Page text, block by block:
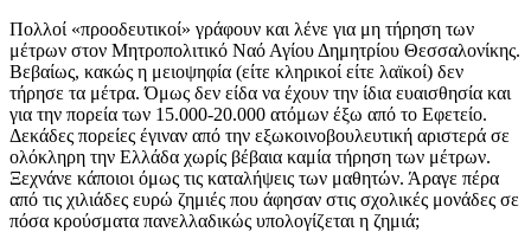
Πολλοί «προοδευτικοί» γράφουν και λένε για μη τήρηση των
μέτρων στον Μητροπολιτικό Ναό Αγίου Δημητρίου Θεσσαλονίκης.
Βεβαίως, κακώς η μειοψηφία (είτε κληρικοί είτε λαϊκοί) δεν
τήρησε τα μέτρα. Όμως δεν είδα να έχουν την ίδια ευαισθησία και
για την πορεία των 15.000-20.000 ατόμων έξω από το Εφετείο.
Δεκάδες πορείες έγιναν από την εξωκοινοβουλευτική αριστερά σε
ολόκληρη την Ελλάδα χωρίς βέβαια καμία τήρηση των μέτρων.
Ξεχνάνε κάποιοι όμως τις καταλήψεις των μαθητών. Άραγε πέρα
από τις χιλιάδες ευρώ ζημιές που άφησαν στις σχολικές μονάδες σε
πόσα κρούσματα πανελλαδικώς υπολογίζεται η ζημιά;